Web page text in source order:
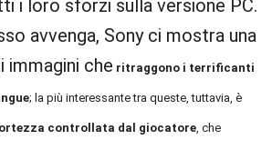
i loro sforzi sulla versione PC.
avvenga, Sony ci mostra una
immagini che ritraggono i terrificanti
; la più interessante tra queste, tuttavia, è
controllata dal giocatore, che